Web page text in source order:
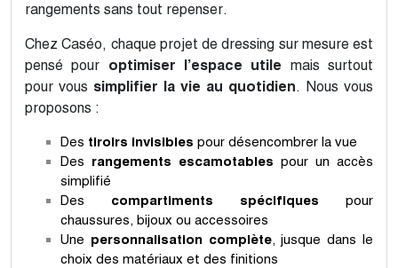
rangements sans tout repenser.
Chez Caséo, chaque projet de dressing sur mesure est
pensé pour optimiser l’espace utile mais surtout
pour vous simplifier la vie au quotidien. Nous vous
proposons :
Des tiroirs invisibles pour désencombrer la vue
Des rangements escamotables pour un accès
simplifié
Des compartiments spécifiques pour
chaussures, bijoux ou accessoires
Une personnalisation complète, jusque dans le
choix des matériaux et des finitions